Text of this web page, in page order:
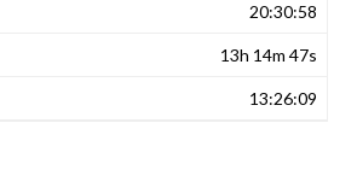
20:30:58
13h 14m 47s
13:26:09